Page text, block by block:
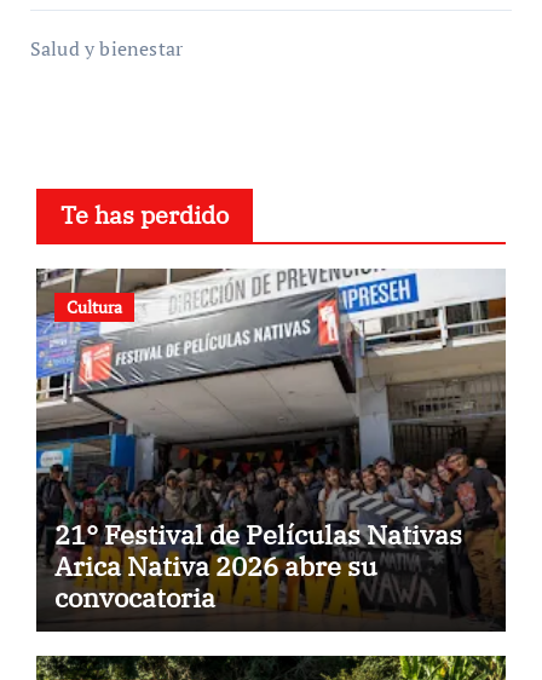
Salud y bienestar
Te has perdido
Cultura
21° Festival de Películas Nativas
Arica Nativa 2026 abre su
convocatoria